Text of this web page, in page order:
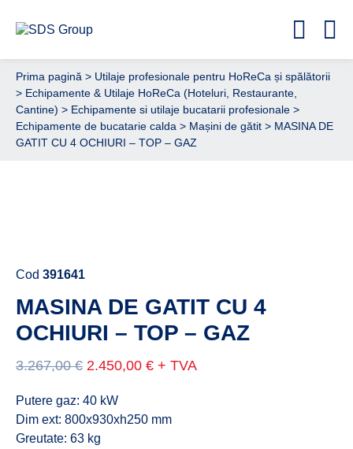
Prima pagină > Utilaje profesionale pentru HoReCa și spălătorii
> Echipamente & Utilaje HoReCa (Hoteluri, Restaurante,
Cantine) > Echipamente si utilaje bucatarii profesionale >
Echipamente de bucatarie calda > Mașini de gătit > MASINA DE
GATIT CU 4 OCHIURI – TOP – GAZ
Cod 391641
MASINA DE GATIT CU 4
OCHIURI – TOP – GAZ
3.267,00€ Prețul
a
fost:
3.267,00 €.
2.450,00 €Prețul
2.450,00 €.
+ TVA
Putere gaz: 40 kW
Dim ext: 800x930xh250 mm
Greutate: 63 kg